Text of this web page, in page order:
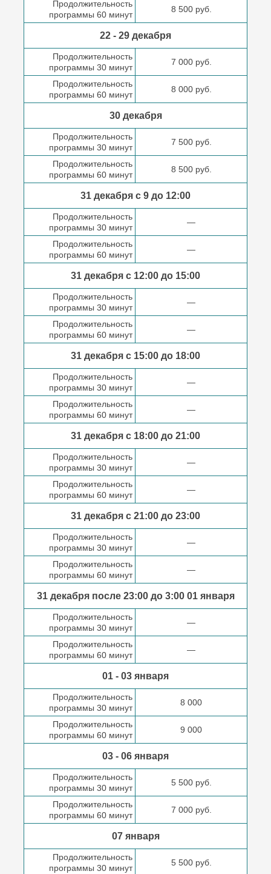
Продолжительность
программы 60 минут
8 500 руб.
22 - 29 декабря
Продолжительность
программы 30 минут
7 000 руб.
Продолжительность
программы 60 минут
8 000 руб.
30 декабря
Продолжительность
программы 30 минут
7 500 руб.
Продолжительность
программы 60 минут
8 500 руб.
31 декабря с 9 до 12:00
Продолжительность
программы 30 минут
—
Продолжительность
программы 60 минут
—
31 декабря с 12:00 до 15:00
Продолжительность
программы 30 минут
—
Продолжительность
программы 60 минут
—
31 декабря с 15:00 до 18:00
Продолжительность
программы 30 минут
—
Продолжительность
программы 60 минут
—
31 декабря с 18:00 до 21:00
Продолжительность
программы 30 минут
—
Продолжительность
программы 60 минут
—
31 декабря с 21:00 до 23:00
Продолжительность
программы 30 минут
—
Продолжительность
программы 60 минут
—
31 декабря после23:00 до 3:0001 января
Продолжительность
программы 30 минут
—
Продолжительность
программы 60 минут
—
01 - 03 января
Продолжительность
программы 30 минут
8 000
Продолжительность
программы 60 минут
9 000
03 - 06 января
Продолжительность
программы 30 минут
5 500 руб.
Продолжительность
программы 60 минут
7 000 руб.
07 января
Продолжительность
программы 30 минут
5 500 руб.